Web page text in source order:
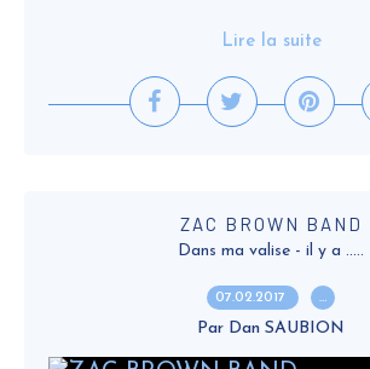
Lire la suite
ZAC BROWN BAND
Dans ma valise - il y a .....
07.02.2017 …
Par Dan SAUBION